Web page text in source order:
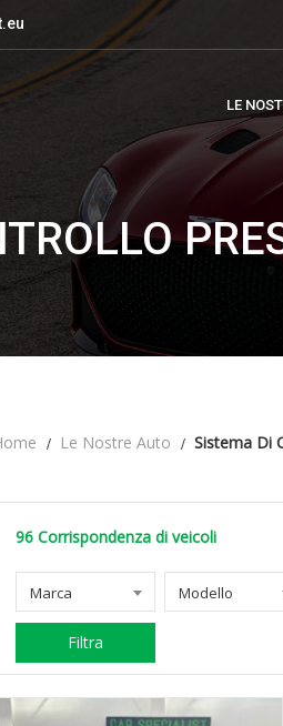
LE
Le Nostre Auto Sistema Di
96 Corrispondenza di veicoli
Marca Modello
Filtra